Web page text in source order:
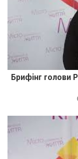
Брифінг голови